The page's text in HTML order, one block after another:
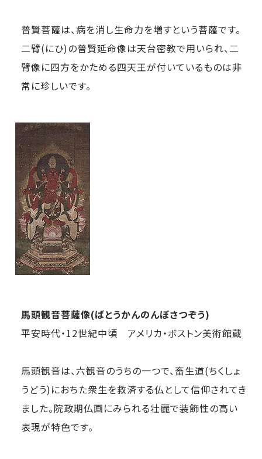
普賢菩薩は、病を消し生命力を増すという菩薩です。
二臂(にひ)の普賢延命像は天台密教で用いられ、二
臂像に四方をかためる四天王が付いているものは非
常に珍しいです。
馬頭観音菩薩像(ばとうかんのんぼさつぞう)
平安時代・12世紀中頃 アメリカ・ボストン美術館蔵
馬頭観音は、六観音のうちの一つで、畜生道(ちくしょ
うどう)におちた衆生を救済する仏として信仰されてき
ました。院政期仏画にみられる壮麗で装飾性の高い
表現が特色です。